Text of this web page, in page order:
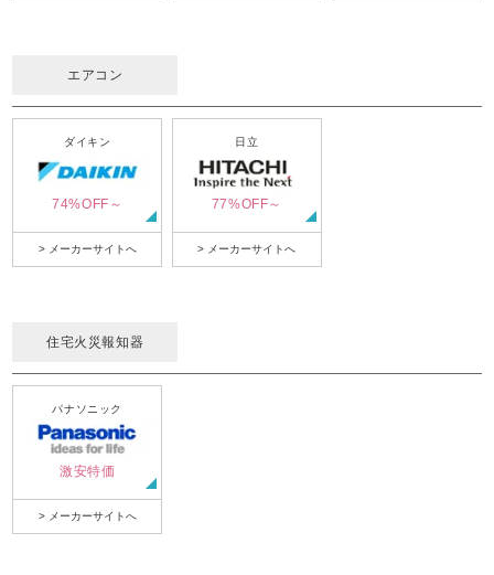
エアコン
ダイキン
74%OFF～
> メーカーサイトへ
日立
77%OFF～
> メーカーサイトへ
住宅火災報知器
パナソニック
激安特価
> メーカーサイトへ